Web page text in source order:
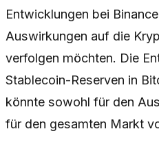
Entwicklungen bei
Auswirkungen auf die
verfolgen möchten. Die
Stablecoin-Reserven in
könnte sowohl für den
für den gesamten Markt